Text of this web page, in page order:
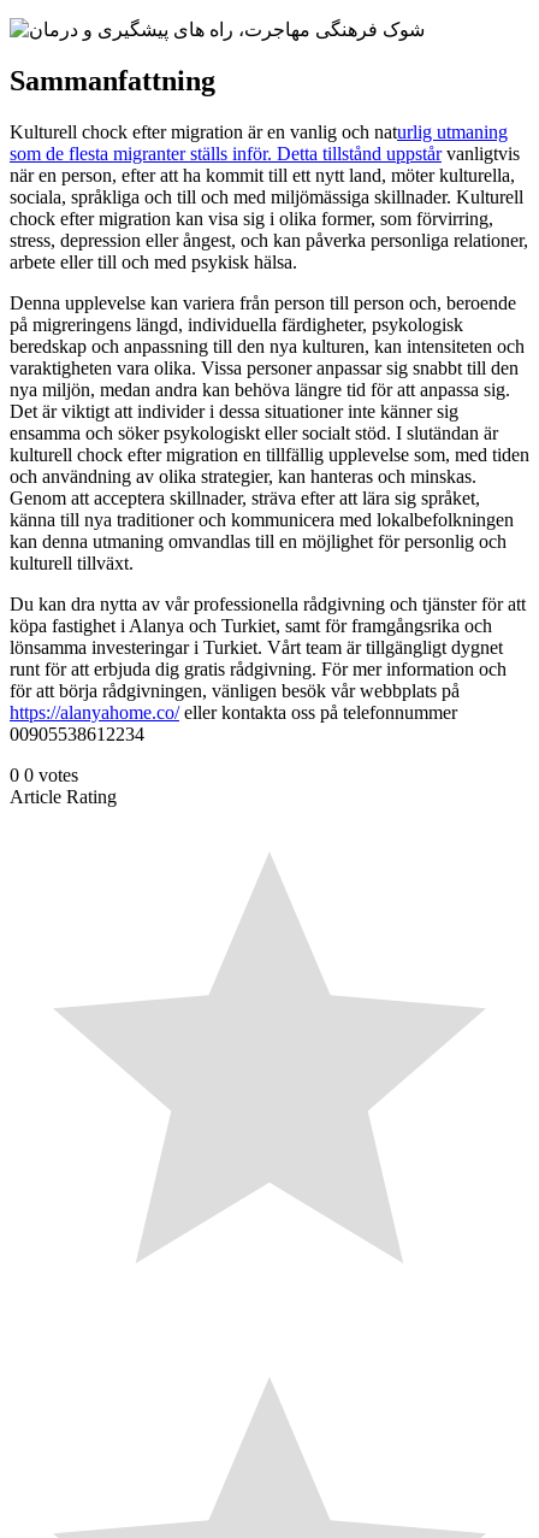
Sammanfattning
Kulturell chock efter migration är en vanlig och naturlig utmaning
som de flesta migranter ställs inför. Detta tillstånd uppstårvanligtvis
när en person, efter att ha kommit till ett nytt land, möter kulturella,
sociala, språkliga och till och med miljömässiga skillnader. Kulturell
chock efter migration kan visa sig i olika former, som förvirring,
stress, depression eller ångest, och kan påverka personliga relationer,
arbete eller till och med psykisk hälsa.
Denna upplevelse kan variera från person till person och, beroende
på migreringens längd, individuella färdigheter, psykologisk
beredskap och anpassning till den nya kulturen, kan intensiteten och
varaktigheten vara olika. Vissa personer anpassar sig snabbt till den
nya miljön, medan andra kan behöva längre tid för att anpassa sig.
Det är viktigt att individer i dessa situationer inte känner sig
ensamma och söker psykologiskt eller socialt stöd. I slutändan är
kulturell chock efter migration en tillfällig upplevelse som, med tiden
och användning av olika strategier, kan hanteras och minskas.
Genom att acceptera skillnader, sträva efter att lära sig språket,
känna till nya traditioner och kommunicera med lokalbefolkningen
kan denna utmaning omvandlas till en möjlighet för personlig och
kulturell tillväxt.
Du kan dra nytta av vår professionella rådgivning och tjänster för att
köpa fastighet i Alanya och Turkiet, samt för framgångsrika och
lönsamma investeringar i Turkiet. Vårt team är tillgängligt dygnet
runt för att erbjuda dig gratis rådgivning. För mer information och
för att börja rådgivningen, vänligen besök vår webbplats på
https://alanyahome.co/eller kontakta oss på telefonnummer
00905538612234
0 0 votes
Article Rating